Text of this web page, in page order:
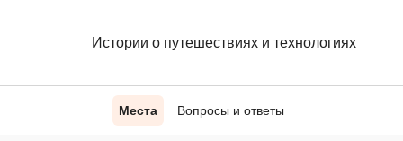
Места Вопросы и ответы
Истории о путешествиях и технологиях